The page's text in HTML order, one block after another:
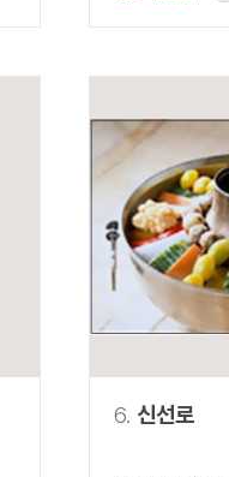
6. 신선로